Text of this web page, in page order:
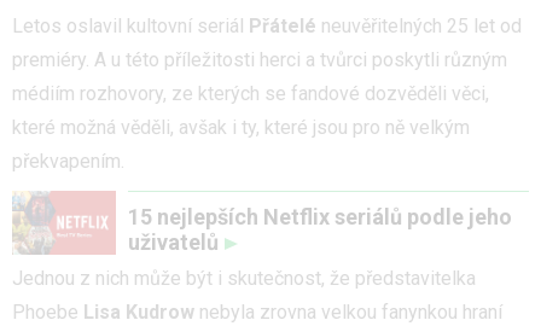
Letos oslavil kultovní seriál
Přátelé neuvěřitelných 25 let od
premiéry. A u této příležitosti herci a tvůrci poskytli různým
médiím rozhovory, ze kterých se fandové dozvěděli věci,
které možná věděli, avšak i ty, které jsou pro ně velkým
překvapením.
15 nejlepších Netflix seriálů podle jeho
uživatelů
Jednou z nich může být i skutečnost, že představitelka
Phoebe Lisa Kudrow nebyla zrovna velkou fanynkou hraní